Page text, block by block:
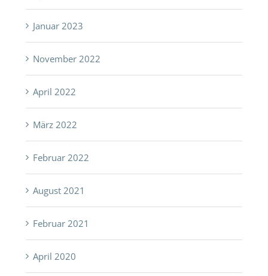
Januar 2023
November 2022
April 2022
März 2022
Februar 2022
August 2021
Februar 2021
April 2020